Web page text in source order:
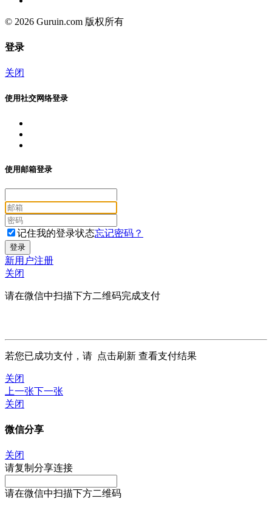
© 2026 Guruin.com 版权所有
登录
关闭
使用社交网络登录
使用邮箱登录
记住我的登录状态忘记密码？
新用户注册
关闭
请在微信中扫描下方二维码完成支付
若您已成功支付，请 点击刷新 查看支付结果
关闭
上一张下一张
关闭
微信分享
关闭
请复制分享连接
请在微信中扫描下方二维码